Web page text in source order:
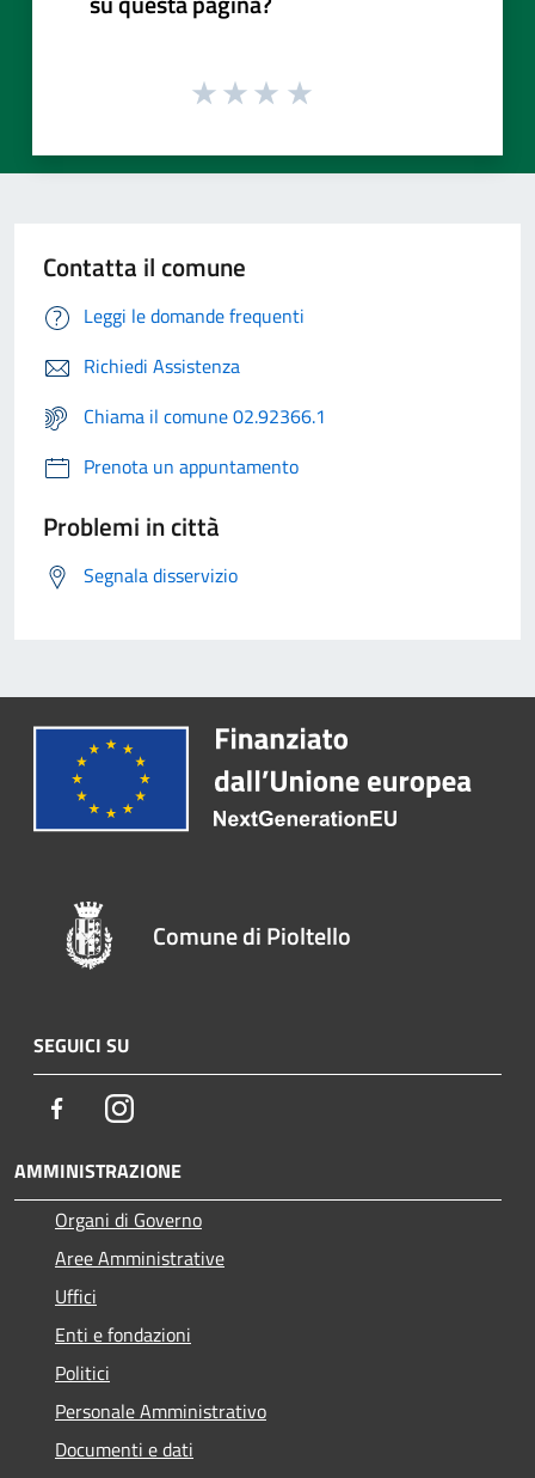
Contatta il comune
Leggi le domande frequenti
Richiedi Assistenza
Chiama il comune 02.92366.1
Prenota un appuntamento
Problemi in città
Segnala disservizio
Comune di Pioltello
SEGUICI SU
FacebookInstagram
AMMINISTRAZIONE
Organi di Governo
Aree Amministrative
Uffici
Enti e fondazioni
Politici
Personale Amministrativo
Documenti e dati